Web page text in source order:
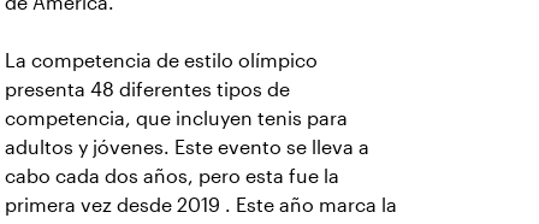
La competencia de estilo olímpico
presenta 48 diferentes tipos de
competencia, que incluyen tenis para
adultos y jóvenes. Este evento se lleva a
cabo cada dos años, pero esta fue la
primera vez desde 2019 . Este año marca la